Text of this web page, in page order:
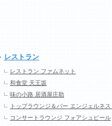
レストラン
レストラン ファムネット
和食堂 天王坂
味の小路 居酒屋庄助
トップラウンジ＆バー エンジェルネス
コンサートラウンジ フォアシュピール